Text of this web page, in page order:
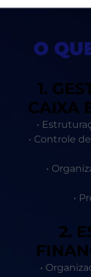
O
1.
CAIXA
•
• Controle
•
•
2.
•